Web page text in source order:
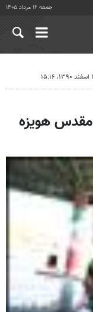
جمعه ۱۶ مرداد ۱۴۰۵
مقدس هویزه